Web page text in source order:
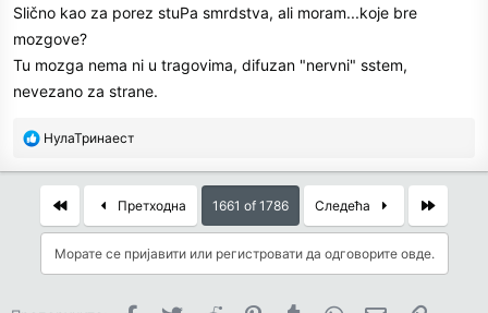
Slično kao za porez stuPa smrdstva, ali moram...koje bre
mozgove?
Tu mozga nema ni u tragovima, difuzan "nervni" sstem,
nevezano za strane.
R
НулаТринаест
First Претходна 1661 of 1786 Следећа Last
Морате се пријавити или регистровати да одговорите овде.